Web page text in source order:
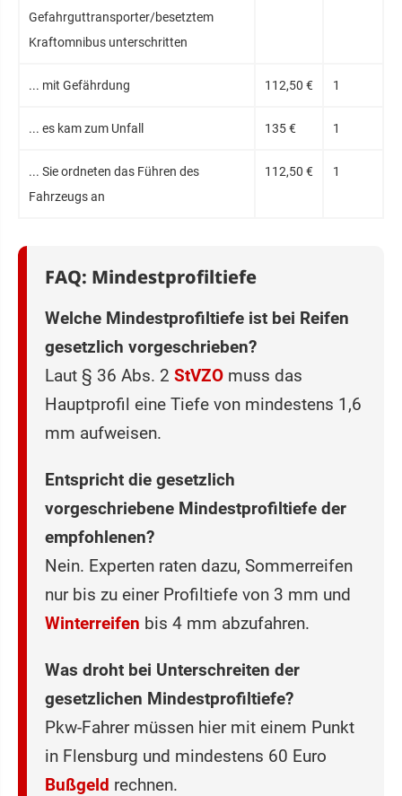
Gefahrguttransporter/besetztem
Kraftomnibus unterschritten
... mit Gefährdung 112,50 € 1
... es kam zum Unfall 135 € 1
... Sie ordneten das Führen des
Fahrzeugs an
112,50 € 1
FAQ: Mindestprofiltiefe
Welche Mindestprofiltiefe ist bei Reifen
gesetzlich vorgeschrieben?
Laut § 36 Abs. 2 StVZO muss das
Hauptprofil eine Tiefe von mindestens 1,6
mm aufweisen.
Entspricht die gesetzlich
vorgeschriebene Mindestprofiltiefe der
empfohlenen?
Nein. Experten raten dazu, Sommerreifen
nur bis zu einer Profiltiefe von 3 mm und
Winterreifen bis 4 mm abzufahren.
Was droht bei Unterschreiten der
gesetzlichen Mindestprofiltiefe?
Pkw-Fahrer müssen hier mit einem Punkt
in Flensburg und mindestens 60 Euro
Bußgeld rechnen.